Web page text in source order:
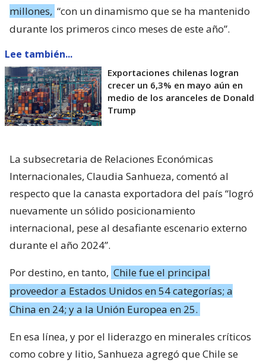
millones, “con un dinamismo que se ha mantenido
durante los primeros cinco meses de este año”.
Lee también...
Exportaciones chilenas logran
crecer un 6,3% en mayo aún en
medio de los aranceles de Donald
Trump
La subsecretaria de Relaciones Económicas
Internacionales, Claudia Sanhueza, comentó al
respecto que la canasta exportadora del país “logró
nuevamente un sólido posicionamiento
internacional, pese al desafiante escenario externo
durante el año 2024”.
Por destino, en tanto, Chile fue el principal
proveedor a Estados Unidos en 54 categorías; a
China en 24; y a la Unión Europea en 25.
En esa línea, y por el liderazgo en minerales críticos
como cobre y litio, Sanhueza agregó que Chile se